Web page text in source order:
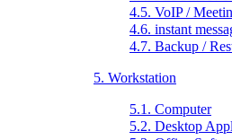
4.5. VoIP /
4.6. instant
4.7. Backup /
5. Workstation
5.1. Computer
5.2. Desktop